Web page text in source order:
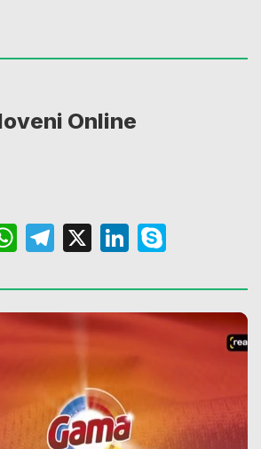
Online
WhatsApp
Telegram
X LinkedIn